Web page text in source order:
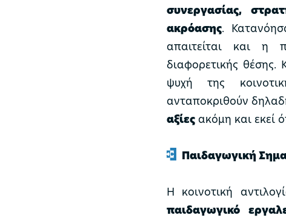
συνεργασίας,
ακρόασης.
απαιτείται και η
διαφορετικής
ψυχή της
ανταποκριθούν
αξίες ακόμη και εκεί
Παιδαγωγική
Η κοινοτική
παιδαγωγικό